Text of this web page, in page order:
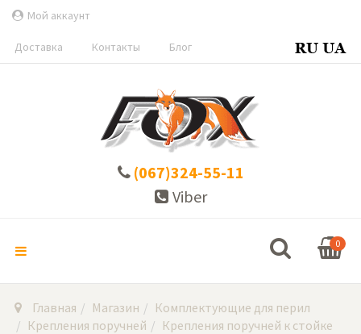
Мой аккаунт
Доставка Контакты Блог
(067)324-55-11
Viber
0
Главная Магазин
Комплектующие для перил
Крепления поручней
Крепления поручней к стойке